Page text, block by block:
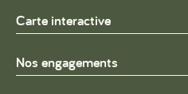
Carte interactive
Nos engagements